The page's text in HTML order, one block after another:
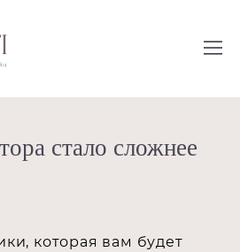
стало сложнее
которая вам будет